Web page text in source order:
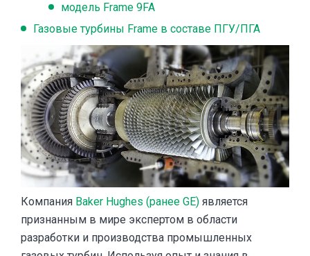
модель Frame 9FA
Газовые турбины Frame в составе ПГУ/ПГА
Компания Baker Hughes (ранее GE) является
признанным в мире экспертом в области
разработки и производства промышленных